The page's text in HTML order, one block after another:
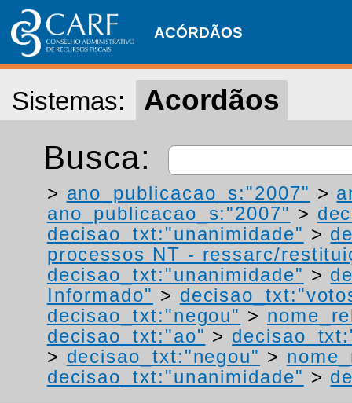
ACÓRDÃOS
Sistemas: Acordãos
Busca:
> ano_publicacao_s:"2007" >
ano_publicacao_s:"2007" >
decisao_txt:"unanimidade" >
processos NT - ressarc/
decisao_txt:"unanimidade" >
Informado" >
decisao_txt:"negou" >
decisao_txt:"ao" >
> decisao_txt:"negou" >
decisao_txt:"unanimidade" >